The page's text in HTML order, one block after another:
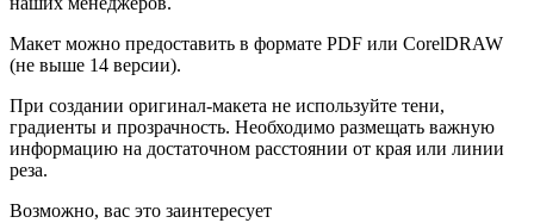
Макет можно предоставить в формате PDF или CorelDRAW
(не выше 14 версии).
При создании оригинал-макета не используйте тени,
градиенты и прозрачность. Необходимо размещать важную
информацию на достаточном расстоянии от края или линии
реза.
Возможно, вас это заинтересует